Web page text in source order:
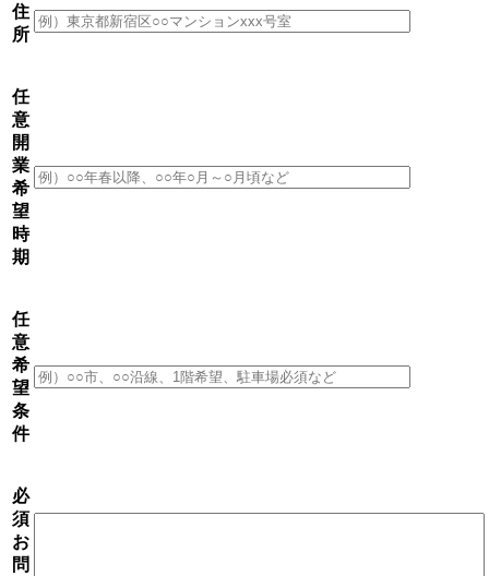
住
所
任
意
開
業
希
望
時
期
任
意
希
望
条
件
必
須
お
問